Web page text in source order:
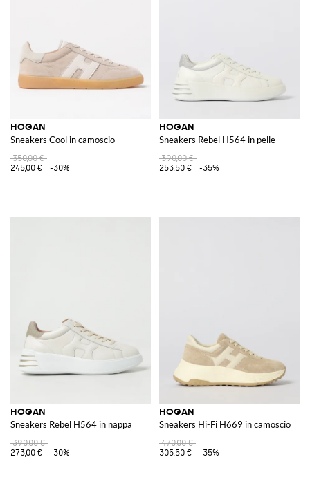
HOGAN
Sneakers Cool in camoscio
350,00 €
245,00 €
-30%
HOGAN
Sneakers Rebel H564 in pelle
390,00 €
253,50 €
-35%
HOGAN
Sneakers Rebel H564 in nappa
390,00 €
273,00 €
-30%
HOGAN
Sneakers Hi-Fi H669 in camoscio
470,00 €
305,50 €
-35%